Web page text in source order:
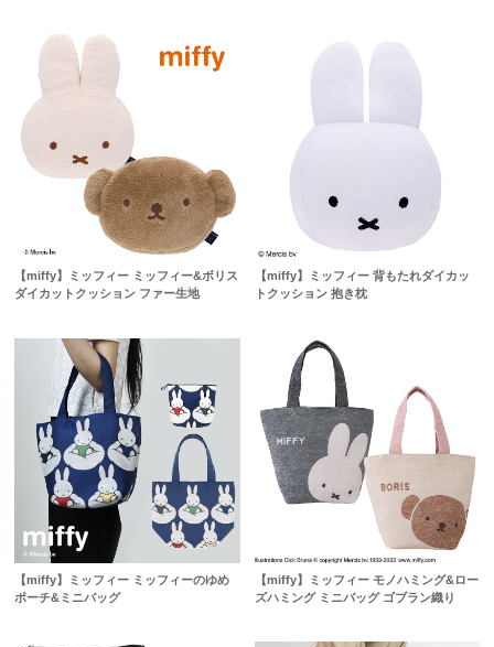
【miffy】ミッフィー ミッフィー&ボリス
ダイカットクッション ファー生地
【miffy】ミッフィー 背もたれダイカッ
トクッション 抱き枕
【miffy】ミッフィー ミッフィーのゆめ
ポーチ&ミニバッグ
【miffy】ミッフィー モノハミング&ロー
ズハミング ミニバッグ ゴブラン織り